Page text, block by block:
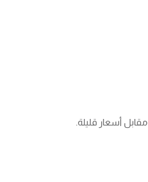
أسعار قليلة.